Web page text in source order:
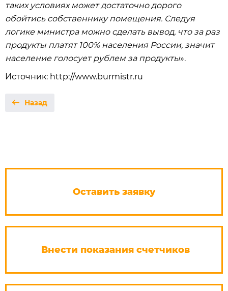
таких условиях может достаточно дорого
обойтись собственнику помещения. Следуя
логике министра можно сделать вывод, что за раз
продукты платят 100% населения России, значит
население голосует рублем за продукты».
Источник: http://www.burmistr.ru
Назад
Оставить заявку
Внести показания счетчиков